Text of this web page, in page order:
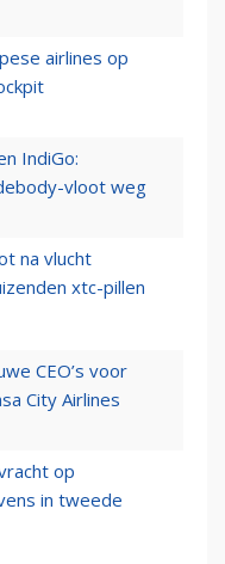
airlines op
IndiGo:
vloot weg
na vlucht
xtc-pillen
CEO’s voor
City Airlines
op
in tweede